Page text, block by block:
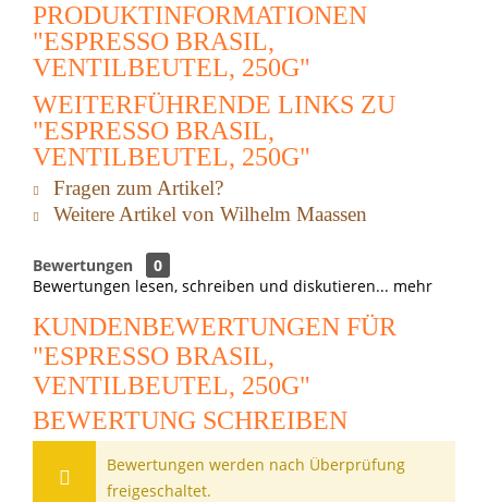
PRODUKTINFORMATIONEN
"ESPRESSO BRASIL,
VENTILBEUTEL, 250G"
WEITERFÜHRENDE LINKS ZU
"ESPRESSO BRASIL,
VENTILBEUTEL, 250G"
Fragen zum Artikel?
Weitere Artikel von Wilhelm Maassen
Bewertungen
0
Bewertungen lesen, schreiben und diskutieren... mehr
KUNDENBEWERTUNGEN FÜR
"ESPRESSO BRASIL,
VENTILBEUTEL, 250G"
BEWERTUNG SCHREIBEN
Bewertungen werden nach Überprüfung
freigeschaltet.